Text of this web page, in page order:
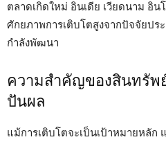
ตลาดเกิดใหม่ อินเดีย เวียดนาม อิ
ศักยภาพการเติบโตสูงจากปัจจัยปร
กำลังพัฒนา
ความสำคัญของสินทรัพ
ปันผล
แม้การเติบโตจะเป็นเป้าหมายหลัก